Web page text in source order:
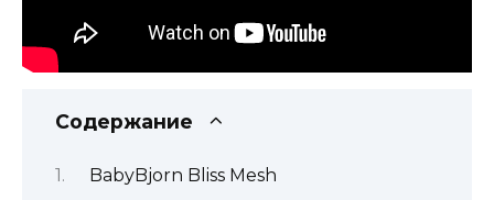
Содержание
BabyBjorn Bliss Mesh